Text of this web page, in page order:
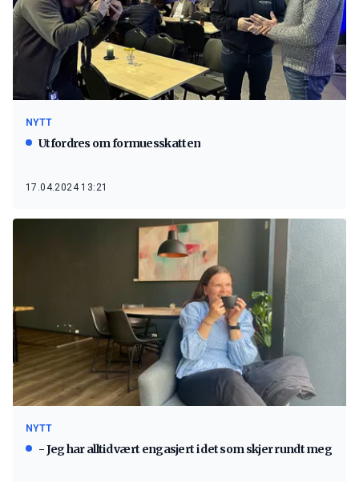
NYTT
Utfordres om formuesskatten
17.04.2024 13:21
NYTT
- Jeg har alltid vært engasjert i det som skjer rundt meg